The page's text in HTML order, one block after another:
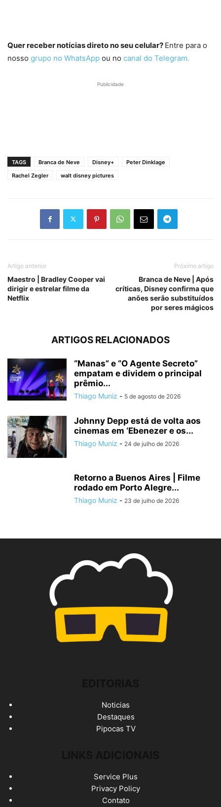
Quer receber notícias direto no seu celular? Entre para o
nosso grupo no WhatsApp ou no canal do Telegram.
Publicidade
TAGS Branca de Neve Disney+
Peter Dinklage
Rachel Zegler
walt disney pictures
Artigo anterior
Maestro | Bradley Cooper vai
dirigir e estrelar filme da
Netflix
Próximo artigo
Branca de Neve | Após
críticas, Disney confirma que
anões serão substituídos
por seres mágicos
ARTIGOS RELACIONADOS
“Manas” e “O Agente Secreto”
empatam e dividem o principal
prêmio...
Thiago Muniz - 5 de agosto de 2026
Johnny Depp está de volta aos
cinemas em ‘Ebenezer e os...
Thiago Muniz - 24 de julho de 2026
Retorno a Buenos Aires | Filme
rodado em Porto Alegre...
Thiago Muniz - 23 de julho de 2026
Noticias
Destaques
Pipocas TV
Service Plus
Privacy Policy
Contato